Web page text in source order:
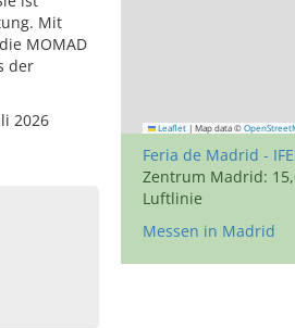
Mit
MOMAD
der
2026
Leaflet | Map data ©
Feria de Madrid -
Zentrum Madrid:
Luftlinie
Messen in Madrid